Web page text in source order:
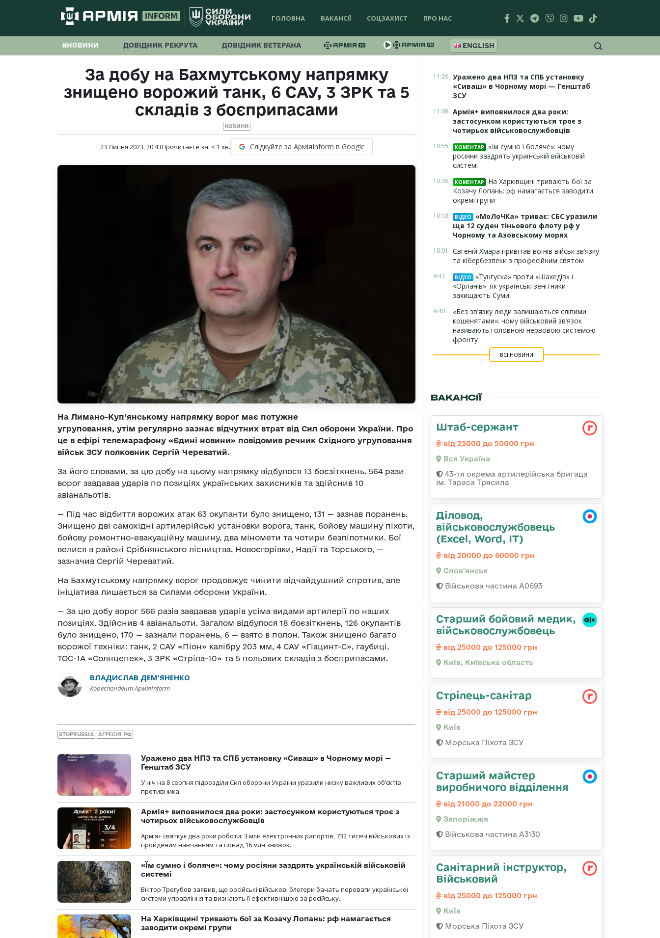
ГОЛОВНА ВАКАНСІЇ СОЦЗАХИСТ ПРО НАС
#НОВИНИ ДОВІДНИК РЕКРУТА ДОВІДНИК ВЕТЕРАНА ENGLISH
За добу на Бахмутському напрямку
знищено ворожий танк, 6 САУ, 3 ЗРК та 5
складів з боєприпасами
НОВИНИ
23 Липня 2023, 20:43Прочитаєте за: < 1 хв. Слідкуйте за АрміяInform в Google
На Лимано-Куп’янському напрямку ворог має потужне
угруповання, утім регулярно зазнає відчутних втрат від Сил оборони України. Про
це в ефірі телемарафону «Єдині новини» повідомив речник Східного угруповання
військ ЗСУ полковник Сергій Череватий.
За його словами, за цю добу на цьому напрямку відбулося 13 боєзіткнень. 564 рази
ворог завдавав ударів по позиціях українських захисників та здійснив 10
авіанальотів.
— Під час відбиття ворожих атак 63 окупанти було знищено, 131 — зазнав поранень.
Знищено дві самохідні артилерійські установки ворога, танк, бойову машину піхоти,
бойову ремонтно-евакуаційну машину, два міномети та чотири безпілотники. Бої
велися в районі Срібнянського лісництва, Новоєгорівки, Надії та Торського, —
зазначив Сергій Череватий.
На Бахмутському напрямку ворог продовжує чинити відчайдушний спротив, але
ініціатива лишається за Силами оборони України.
— За цю добу ворог 566 разів завдавав ударів усіма видами артилерії по наших
позиціях. Здійснив 4 авіанальоти. Загалом відбулося 18 боєзіткнень, 126 окупантів
було знищено, 170 — зазнали поранень, 6 — взято в полон. Також знищено багато
ворожої техніки: танк, 2 САУ «Піон» калібру 203 мм, 4 САУ «Гіацинт-С», гаубиці,
ТОС-1А «Солнцепек», 3 ЗРК «Стріла-10» та 5 польових складів з боєприпасами.
ВЛАДИСЛАВ ДЕМ'ЯНЕНКО
Кореспондент АрміяInform
STOPRUSSIA АГРЕСІЯ РФ
Уражено два НПЗ та СПБ установку «Сиваш» в Чорному морі —
Генштаб ЗСУ
У ніч на 8 серпня підрозділи Сил оборони України уразили низку важливих об’єктів
противника.
Армія+ виповнилося два роки: застосунком користуються троє з
чотирьох військовослужбовців
Армія+ святкує два роки роботи: 3 млн електронних рапортів, 732 тисячі військових із
пройденим навчанням та понад 16 млн знижок.
«Їм сумно і боляче»: чому росіяни заздрять українській військовій
системі
Віктор Трегубов заявив, що російські військові блогери бачать переваги української
системи управління та визнають її ефективнішою за російську.
На Харківщині тривають бої за Козачу Лопань: рф намагається
заводити окремі групи
11:26 Уражено два НПЗ та СПБ установку
«Сиваш» в Чорному морі — Генштаб
ЗСУ
11:08 Армія+ виповнилося два роки:
застосунком користуються троє з
чотирьох військовослужбовців
10:55 КОМЕНТАР
«Їм сумно і боляче»: чому
росіяни заздрять українській військовій
системі
10:36 КОМЕНТАР
На Харківщині тривають бої за
Козачу Лопань: рф намагається заводити
окремі групи
10:18 ВІДЕО
«МоЛоЧКа» триває: СБС уразили
ще 12 суден тіньового флоту рф у
Чорному та Азовському морях
10:01
Євгеній Хмара привітав воїнів військ зв’язку
та кібербезпеки з професійним святом
9:43 ВІДЕО
«Тунгуска» проти «Шахедів» і
«Орланів»: як українські зенітники
захищають Суми
9:40
«Без зв’язку люди залишаються сліпими
кошенятами»: чому військовий зв’язок
називають головною нервовою системою
фронту
ВСІ НОВИНИ
ВАКАНСІЇ
Штаб-сержант
від 23000 до 50000 грн
Вся Україна
43-тя окрема артилерійська бригада
ім. Тараса Трясила
Діловод,
військовослужбовець
(Excel, Word, IT)
від 20000 до 60000 грн
Слов'янськ
Військова частина А0693
Старший бойовий медик,
військовослужбовець
від 25000 до 125000 грн
Київ, Київська область
Стрілець-санітар
від 25000 до 125000 грн
Київ
Морська Піхота ЗСУ
Старший майстер
виробничого відділення
від 21000 до 22000 грн
Запоріжжя
Військова частина А3130
Санітарний інструктор,
Військовий
від 25000 до 125000 грн
Київ
Морська Піхота ЗСУ